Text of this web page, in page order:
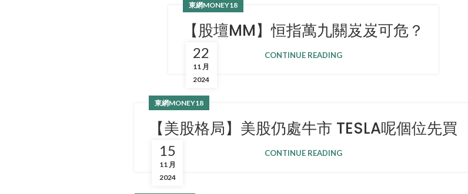
22
11 月
2024
東網MONEY18
【股壇MM】恒指萬九關岌岌可危？
CONTINUE READING
15
11 月
2024
東網MONEY18
【美股格局】美股仍處牛市 TESLA呢個位先買
CONTINUE READING